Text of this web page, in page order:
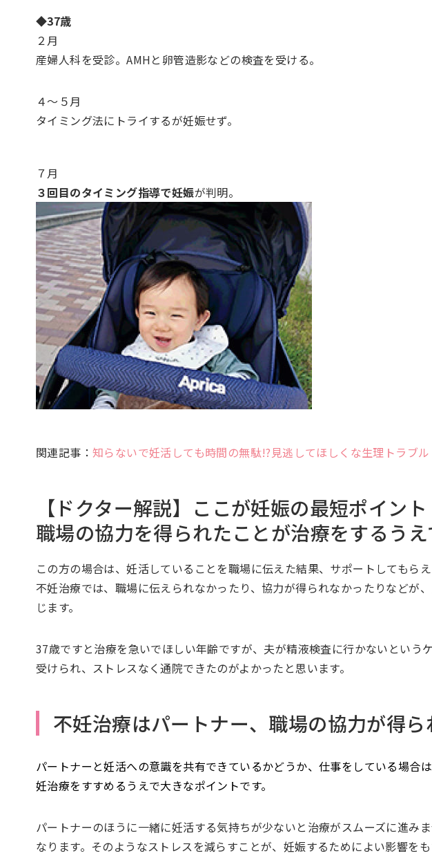
◆37歳
２月
産婦人科を受診。AMHと卵管造影などの検査を受ける。
４～５月
タイミング法にトライするが妊娠せず。
７月
３回目のタイミング指導で妊娠が判明。
関連記事： 知らないで妊活しても時間の無駄!?見逃してほしくな生理トラブル
【ドクター解説】ここが妊娠の最短ポイント
職場の協力を得られたことが治療をするう
この方の場合は、妊活していることを職場に伝えた結果、サポートしてもらえ
不妊治療では、職場に伝えられなかったり、協力が得られなかったりなどが
じます。
37歳ですと治療を急いでほしい年齢ですが、夫が精液検査に行かないという
受けられ、ストレスなく通院できたのがよかったと思います。
不妊治療はパートナー、職場の協力が得
パートナーと妊活への意識を共有できているかどうか、仕事をしている場合
妊治療をすすめるうえで大きなポイントです。
パートナーのほうに一緒に妊活する気持ちが少ないと治療がスムーズに進み
なります。そのようなストレスを減らすことが、妊娠するためによい影響をも